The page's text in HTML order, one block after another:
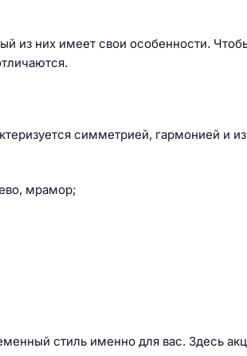
из них имеет свои особенности.
симметрией, гармонией и
мрамор;
стиль именно для вас. Здесь
: